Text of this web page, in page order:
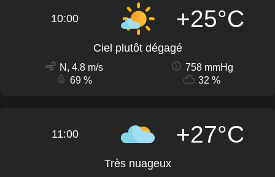
10:00 +25°C
Ciel plutôt dégagé
N, 4.8 m/s
758 mmHg
69 %
32 %
11:00 +27°C
Très nuageux